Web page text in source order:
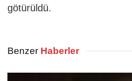
götürüldü.
Benzer Haberler